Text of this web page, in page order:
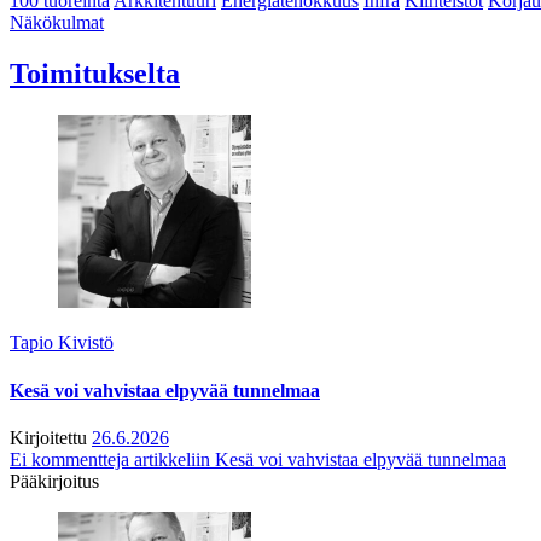
Näkökulmat
Toimitukselta
Tapio Kivistö
Kesä voi vahvistaa elpyvää tunnelmaa
Kirjoitettu 26.6.2026
Ei kommentteja artikkeliin Kesä voi vahvistaa elpyvää tunnelmaa
Pääkirjoitus